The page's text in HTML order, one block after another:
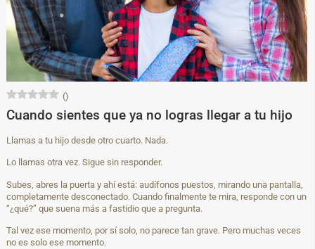
()
Cuando sientes que ya no logras llegar a tu hijo
Llamas a tu hijo desde otro cuarto. Nada.
Lo llamas otra vez. Sigue sin responder.
Subes, abres la puerta y ahí está: audífonos puestos, mirando una pantalla,
completamente desconectado. Cuando finalmente te mira, responde con un
“¿qué?” que suena más a fastidio que a pregunta.
Tal vez ese momento, por sí solo, no parece tan grave. Pero muchas veces
no es solo ese momento.